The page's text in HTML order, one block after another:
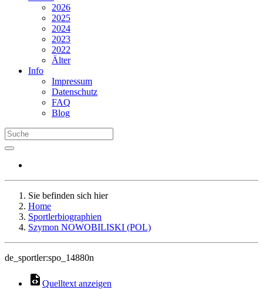
2026
2025
2024
2023
2022
Älter
Info
Impressum
Datenschutz
FAQ
Blog
Sie befinden sich hier
Home
Sportlerbiographien
Szymon NOWOBILISKI (POL)
de_sportler:spo_14880n
Quelltext anzeigen